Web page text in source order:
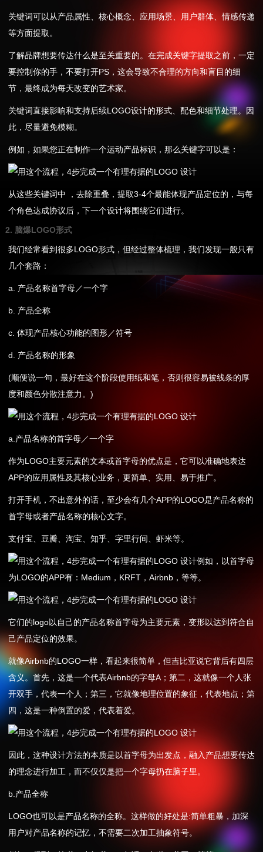
关键词可以从产品属性、核心概念、应用场景、用户群体、情感传递
等方面提取。
了解品牌想要传达什么是至关重要的。在完成关键字提取之前，一定
要控制你的手，不要打开PS，这会导致不合理的方向和盲目的细
节，最终成为每天改变的艺术家。
关键词直接影响和支持后续LOGO设计的形式、配色和细节处理。因
此，尽量避免模糊。
例如，如果您正在制作一个运动产品标识，那么关键字可以是：
从这些关键词中 ，去除重叠，提取3-4个最能体现产品定位的，与每
个角色达成协议后，下一个设计将围绕它们进行。
2. 脑爆LOGO形式
我们经常看到很多LOGO形式，但经过整体梳理，我们发现一般只有
几个套路：
a. 产品名称首字母／一个字
b. 产品全称
c. 体现产品核心功能的图形／符号
d. 产品名称的形象
(顺便说一句，最好在这个阶段使用纸和笔，否则很容易被线条的厚
度和颜色分散注意力。)
a.产品名称的首字母／一个字
作为LOGO主要元素的文本或首字母的优点是，它可以准确地表达
APP的应用属性及其核心业务，更简单、实用、易于推广。
打开手机，不出意外的话，至少会有几个APP的LOGO是产品名称的
首字母或者产品名称的核心文字。
支付宝、豆瓣、淘宝、知乎、字里行间、虾米等。
例如，以首字母
为LOGO的APP有：Medium，KRFT，Airbnb，等等。
它们的logo以自己的产品名称首字母为主要元素，变形以达到符合自
己产品定位的效果。
就像Airbnb的LOGO一样，看起来很简单，但吉比亚说它背后有四层
含义。首先，这是一个代表Airbnb的字母A；第二，这就像一个人张
开双手，代表一个人；第三，它就像地理位置的象征，代表地点；第
四，这是一种倒置的爱，代表着爱。
因此，这种设计方法的本质是以首字母为出发点，融入产品想要传达
的理念进行加工，而不仅仅是把一个字母扔在脑子里。
b.产品全称
LOGO也可以是产品名称的全称。这样做的好处是:简单粗暴，加深
用户对产品名称的记忆，不需要二次加工抽象符号。